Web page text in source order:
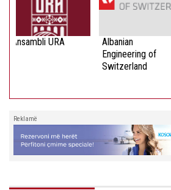
Ansambli URA
Albanian
Engineering of
Switzerland
Reklamë